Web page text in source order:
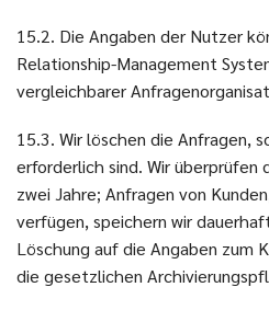
15.2. Die Angaben der Nutzer
Relationship-Management
vergleichbarer
15.3. Wir löschen die Anfragen,
erforderlich sind. Wir überprüfen
zwei Jahre; Anfragen von
verfügen, speichern wir
Löschung auf die Angaben zum
die gesetzlichen